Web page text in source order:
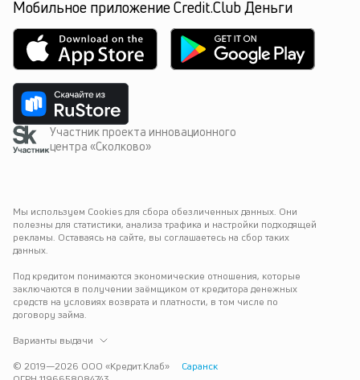
Мы используем Cookies для сбора обезличенных данных. Они
полезны для статистики, анализа трафика и настройки подходящей
рекламы. Оставаясь на сайте, вы соглашаетесь на сбор таких
данных.
Под кредитом понимаются экономические отношения, которые
заключаются в получении заёмщиком от кредитора денежных
средств на условиях возврата и платности, в том числе по
договору займа.
Варианты выдачи
© 2019—2026 ООО «Кредит.Клаб»
Саранск
Мобильное приложение Credit.Club Деньги
Участник проекта инновационного
центра «Сколково»